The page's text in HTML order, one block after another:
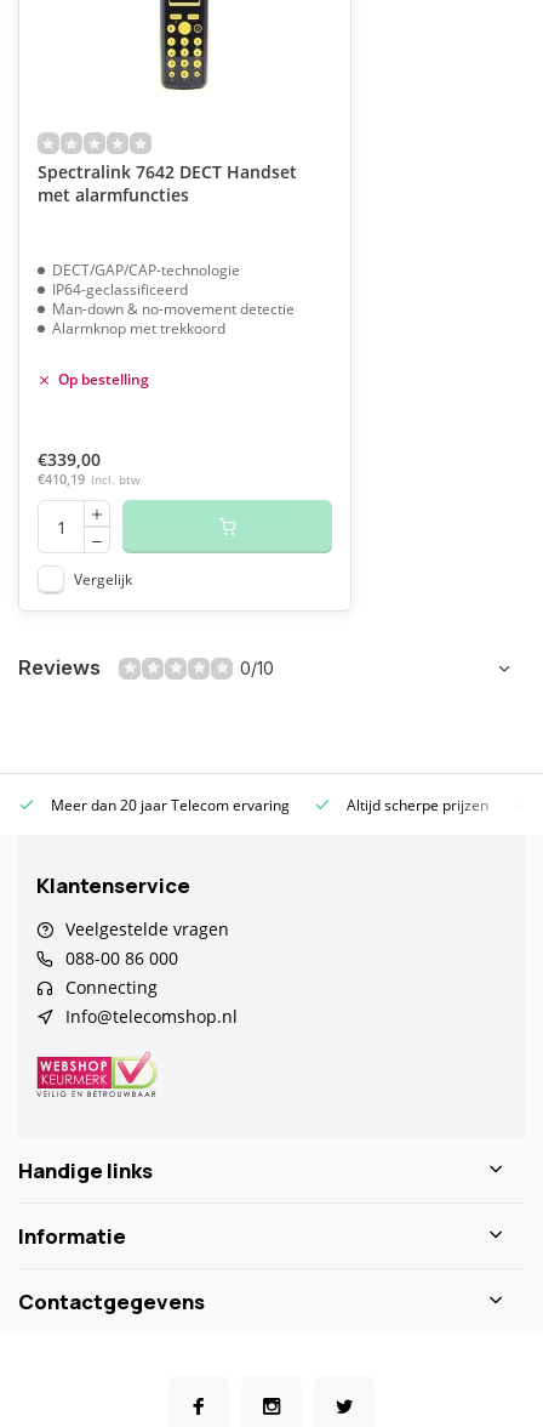
Spectralink 7642 DECT Handset
met alarmfuncties
DECT/GAP/CAP-technologie
IP64-geclassificeerd
Man-down & no-movement detectie
Alarmknop met trekkoord
Op bestelling
€339,00
€410,19 Incl. btw
Vergelijk
Reviews 0/10
Meer dan 20 jaar Telecom ervaring Altijd scherpe prijzen
Klantenservice
Veelgestelde vragen
088-00 86 000
Connecting
Info@telecomshop.nl
Handige links
Informatie
Contactgegevens